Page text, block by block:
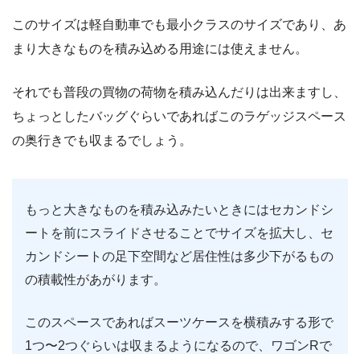
このサイズは軽自動車でも最小クラスのサイズであり、あ
まり大きなものを積み込める用途には使えません。
それでも普段の買物の荷物を積み込んだりは出来ますし、
ちょっとしたバッグぐらいであればこのラゲッジスペース
の奥行きでも収まるでしょう。
もっと大きなものを積み込みたいときにはセカンドシ
ートを前にスライドさせることでサイズを拡大し、セ
カンドシートの足下空間など居住性は多少下がるもの
の積載性があがります。
このスペースであればスーツケースを横積みする形で
1つ〜2つぐらいは収まるようになるので、ワゴンRで